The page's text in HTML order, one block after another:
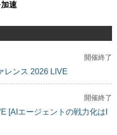
速
開催終了
レンス 2026 LIVE
開催終了
[AIエージェントの戦力化はI